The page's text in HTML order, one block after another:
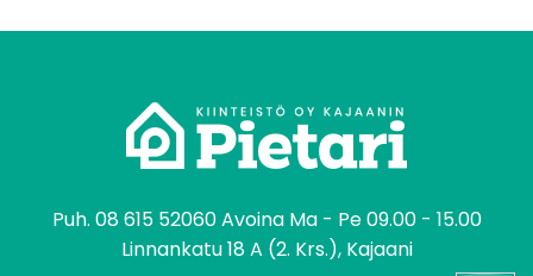
Puh. 08 615 52060Avoina Ma - Pe 09.00 - 15.00
Linnankatu 18 A (2. Krs.), Kajaani